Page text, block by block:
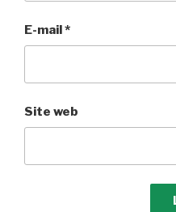
E-mail*
Site web